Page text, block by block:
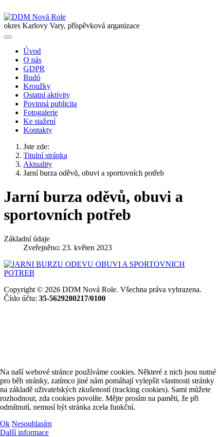
okres Karlovy Vary, příspěvková arganizace
Úvod
O nás
GDPR
Budó
Kroužky
Ostatní aktivity
Povinná publicita
Fotogalerie
Ke stažení
Kontakty
Jste zde:
Titulní stránka
Aktuality
Jarní burza oděvů, obuvi a sportovních potřeb
Jarní burza oděvů, obuvi a
sportovních potřeb
Základní údaje
Zveřejněno: 23. květen 2023
Copyright © 2026 DDM Nová Role. Všechna práva vyhrazena.
Číslo účtu: 35-5629280217/0100
Na naší webové stránce používáme cookies. Některé z nich jsou nutné
pro běh stránky, zatímco jiné nám pomáhají vylepšit vlastnosti stránky
na základě uživatelských zkušeností (tracking cookies). Sami můžete
rozhodnout, zda cookies povolíte. Mějte prosím na paměti, že při
odmítnutí, nemusí být stránka zcela funkční.
Ok Nesouhlasím
Další informace